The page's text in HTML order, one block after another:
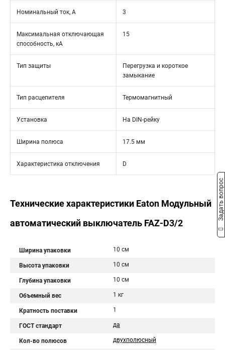
Номинальный ток, А 3
Максимальная отключающая
способность, кА
15
Тип защиты
Перегрузка и короткое
замыкание
Тип расцепителя Термомагнитный
Установка На DIN-рейку
Ширина полюса 17.5 мм
Характеристика отключения D
Технические характеристики Eaton Модульный
автоматический выключатель FAZ-D3/2
Ширина упаковки 10 см
Высота упаковки 10 см
Глубина упаковки 10 см
Объемный вес 1 кг
Кратность поставки 1
ГОСТ стандарт да
Кол-во полюсов двухполюсный
Задать вопрос